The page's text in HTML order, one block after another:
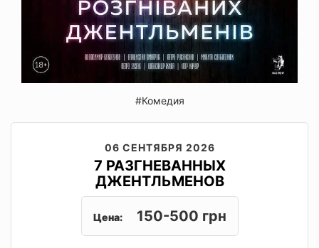
#Комедия
06 СЕНТЯБРЯ 2026
7 РАЗГНЕВАННЫХ
ДЖЕНТЛЬМЕНОВ
Цена: 150-500 грн